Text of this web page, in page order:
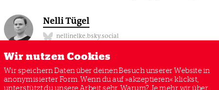
Nelli Tügel
nellinelke.bsky.social
ist Redakteurin bei ak.
Wir nutzen Cookies
Wir speichern Daten über deinen Besuch unserer Website in
anonymisierter Form. Wenn du auf »akzeptieren« klickst,
unterstützt du unsere Arbeit sehr. Warum? Je mehr wir über